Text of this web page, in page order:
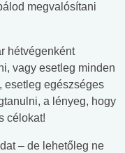
megvalósítani
hétvégenként
vagy esetleg minden
esetleg egészséges
a lényeg, hogy
célokat!
– de lehetőleg ne